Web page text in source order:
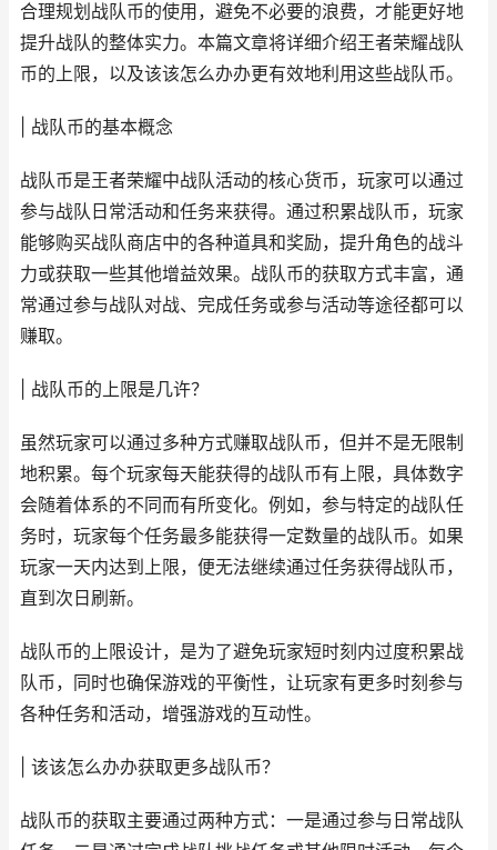
合理规划战队币的使用，避免不必要的浪费，才能更好地
提升战队的整体实力。本篇文章将详细介绍王者荣耀战队
币的上限，以及该该怎么办办更有效地利用这些战队币。
| 战队币的基本概念
战队币是王者荣耀中战队活动的核心货币，玩家可以通过
参与战队日常活动和任务来获得。通过积累战队币，玩家
能够购买战队商店中的各种道具和奖励，提升角色的战斗
力或获取一些其他增益效果。战队币的获取方式丰富，通
常通过参与战队对战、完成任务或参与活动等途径都可以
赚取。
| 战队币的上限是几许？
虽然玩家可以通过多种方式赚取战队币，但并不是无限制
地积累。每个玩家每天能获得的战队币有上限，具体数字
会随着体系的不同而有所变化。例如，参与特定的战队任
务时，玩家每个任务最多能获得一定数量的战队币。如果
玩家一天内达到上限，便无法继续通过任务获得战队币，
直到次日刷新。
战队币的上限设计，是为了避免玩家短时刻内过度积累战
队币，同时也确保游戏的平衡性，让玩家有更多时刻参与
各种任务和活动，增强游戏的互动性。
| 该该怎么办办获取更多战队币？
战队币的获取主要通过两种方式：一是通过参与日常战队